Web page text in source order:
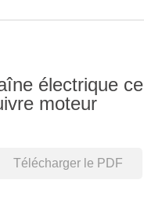
électrique ce
moteur
Télécharger le PDF